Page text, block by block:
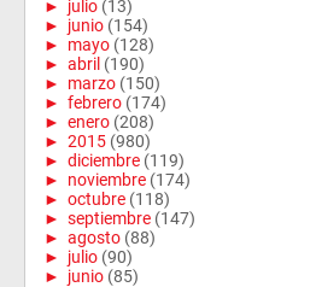
► julio (13)
► junio (154)
► mayo (128)
► abril (190)
► marzo (150)
► febrero (174)
► enero (208)
► 2015 (980)
► diciembre (119)
► noviembre (174)
► octubre (118)
► septiembre (147)
► agosto (88)
► julio (90)
► junio (85)